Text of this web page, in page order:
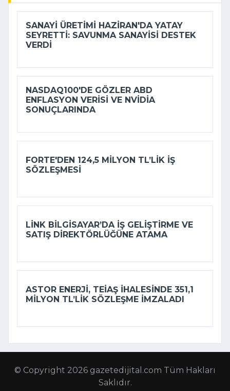
SANAYI ÜRETIMI HAZIRAN'DA YATAY
SEYRETTI: SAVUNMA SANAYISI DESTEK
VERDI
NASDAQ100'DE GÖZLER ABD
ENFLASYON VERISI VE NVIDIA
SONUÇLARINDA
FORTE'DEN 124,5 MILYON TL’LIK IŞ
SÖZLEŞMESI
LINK BILGISAYAR’DA IŞ GELIŞTIRME VE
SATIŞ DIREKTÖRLÜĞÜNE ATAMA
ASTOR ENERJI, TEİAŞ IHALESINDE 351,1
MILYON TL’LIK SÖZLEŞME IMZALADI
© Copyright 2026 gazetedijital.com Tüm Hakları
Saklıdır.